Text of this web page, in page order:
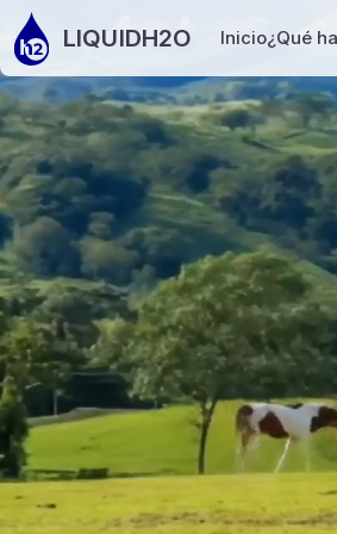
LIQUIDH2O Inicio¿Qué